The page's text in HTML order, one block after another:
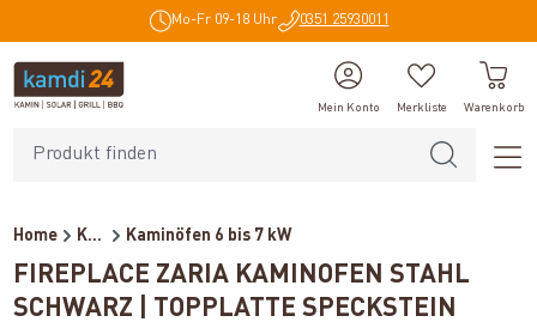
Mo-Fr 09-18 Uhr 0351 25930011
Mein Konto Merkliste Warenkorb
Home Kaminöfen Kaminöfen 6 bis 7 kW
FIREPLACE ZARIA KAMINOFEN STAHL
SCHWARZ | TOPPLATTE SPECKSTEIN